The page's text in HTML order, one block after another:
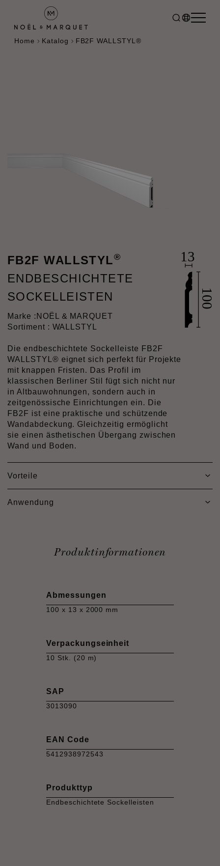
Home Katalog FB2F WALLSTYL®
FB2F WALLSTYL®
ENDBESCHICHTETE
SOCKELLEISTEN
Marke : NOËL & MARQUET
Sortiment : WALLSTYL
Die endbeschichtete Sockelleiste FB2F
WALLSTYL® eignet sich perfekt für Projekte
mit knappen Fristen. Das Profil im
klassischen Berliner Stil fügt sich nicht nur
in Altbauwohnungen, sondern auch in
zeitgenössische Einrichtungen ein. Die
FB2F ist eine praktische und schützende
Wandabdeckung. Gleichzeitig ermöglicht
sie einen ästhetischen Übergang zwischen
Wand und Boden.
Vorteile
Anwendung
Produktinformationen
Abmessungen
100 x 13 x 2000 mm
Verpackungseinheit
10 Stk. (20 m)
SAP
3013090
EAN Code
5412938972543
Produkttyp
Endbeschichtete Sockelleisten